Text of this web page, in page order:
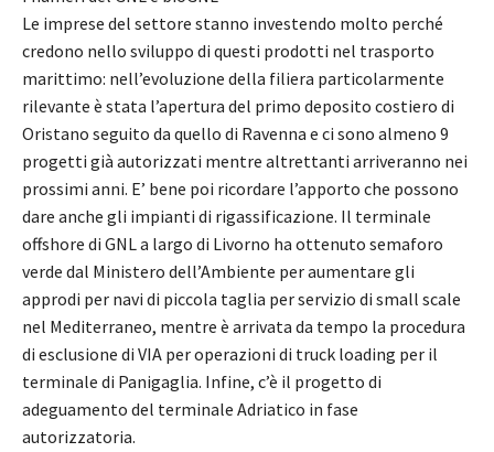
Le imprese del settore stanno investendo molto perché
credono nello sviluppo di questi prodotti nel trasporto
marittimo: nell’evoluzione della filiera particolarmente
rilevante è stata l’apertura del primo deposito costiero di
Oristano seguito da quello di Ravenna e ci sono almeno 9
progetti già autorizzati mentre altrettanti arriveranno nei
prossimi anni. E’ bene poi ricordare l’apporto che possono
dare anche gli impianti di rigassificazione. Il terminale
offshore di GNL a largo di Livorno ha ottenuto semaforo
verde dal Ministero dell’Ambiente per aumentare gli
approdi per navi di piccola taglia per servizio di small scale
nel Mediterraneo, mentre è arrivata da tempo la procedura
di esclusione di VIA per operazioni di truck loading per il
terminale di Panigaglia. Infine, c’è il progetto di
adeguamento del terminale Adriatico in fase
autorizzatoria.